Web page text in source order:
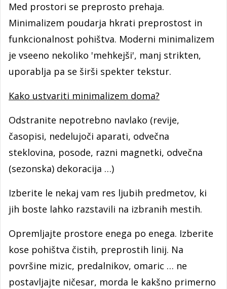
Med prostori se preprosto prehaja.
Minimalizem poudarja hkrati preprostost in
funkcionalnost pohištva. Moderni minimalizem
je vseeno nekoliko 'mehkejši', manj strikten,
uporablja pa se širši spekter tekstur.
Kako ustvariti minimalizem doma?
Odstranite nepotrebno navlako (revije,
časopisi, nedelujoči aparati, odvečna
steklovina, posode, razni magnetki, odvečna
(sezonska) dekoracija …)
Izberite le nekaj vam res ljubih predmetov, ki
jih boste lahko razstavili na izbranih mestih.
Opremljajte prostore enega po enega. Izberite
kose pohištva čistih, preprostih linij. Na
površine mizic, predalnikov, omaric … ne
postavljajte ničesar, morda le kakšno primerno